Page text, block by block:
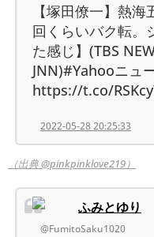
【塚田僚一】熱
回くらいバク転。
た感じ】(TBS
JNN)#Yahooニュ
https://t.co/
2022-05-28 20:25:33
（出典 @pinkpinklove219）
ふみとゆり
@FumitoSaku1020